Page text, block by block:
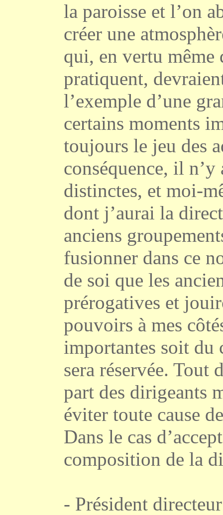
la paroisse et l’on
créer une
qui, en vertu même
pratiquent,
l’exemple d’une
certains moments
toujours le jeu des
conséquence, il
distinctes, et moi-
dont j’aurai la
anciens
fusionner dans ce
de soi que les
prérogatives et
pouvoirs à mes
importantes soit du
sera réservée. Tout
part des dirigeants
éviter toute cause
Dans le cas
composition de la
- Président